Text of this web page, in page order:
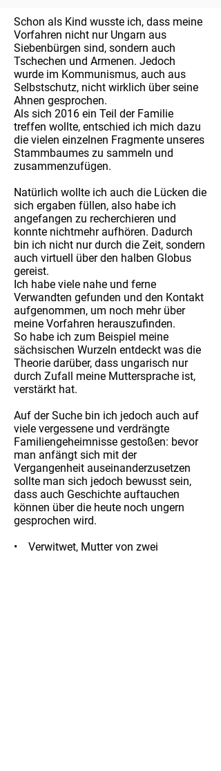
Schon als Kind wusste ich, dass meine
Vorfahren nicht nur Ungarn aus
Siebenbürgen sind, sondern auch
Tschechen und Armenen. Jedoch
wurde im Kommunismus, auch aus
Selbstschutz, nicht wirklich über seine
Ahnen gesprochen.
Als sich 2016 ein Teil der Familie
treffen wollte, entschied ich mich dazu
die vielen einzelnen Fragmente unseres
Stammbaumes zu sammeln und
zusammenzufügen.
Natürlich wollte ich auch die Lücken die
sich ergaben füllen, also habe ich
angefangen zu recherchieren und
konnte nichtmehr aufhören. Dadurch
bin ich nicht nur durch die Zeit, sondern
auch virtuell über den halben Globus
gereist.
Ich habe viele nahe und ferne
Verwandten gefunden und den Kontakt
aufgenommen, um noch mehr über
meine Vorfahren herauszufinden.
So habe ich zum Beispiel meine
sächsischen Wurzeln entdeckt was die
Theorie darüber, dass ungarisch nur
durch Zufall meine Muttersprache ist,
verstärkt hat.
Auf der Suche bin ich jedoch auch auf
viele vergessene und verdrängte
Familiengeheimnisse gestoßen: bevor
man anfängt sich mit der
Vergangenheit auseinanderzusetzen
sollte man sich jedoch bewusst sein,
dass auch Geschichte auftauchen
können über die heute noch ungern
gesprochen wird.
• Verwitwet, Mutter von zwei